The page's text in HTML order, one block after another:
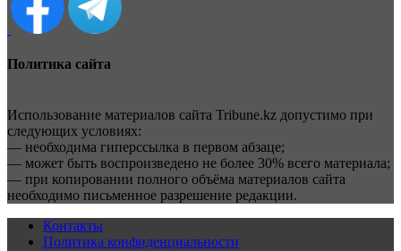
Политика сайта
Использование материалов сайта Tribune.kz допустимо при
следующих условиях:
— необходима гиперссылка в первом абзаце;
— может быть воспроизведено не более 30% всего материала;
— при копировании полного объёма материалов сайта
необходимо письменное разрешение редакции.
Контакты
Политика конфиденциальности